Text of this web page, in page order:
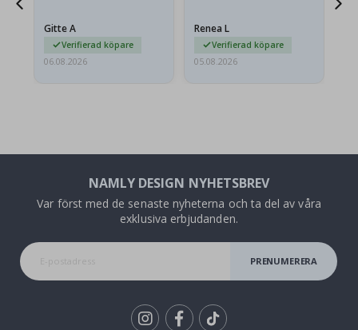
Gitte A
Verifierad köpare
06.08.2026
Renea L
Verifierad köpare
05.08.2026
NAMLY DESIGN NYHETSBREV
Var först med de senaste nyheterna och ta del av våra
exklusiva erbjudanden.
PRENUMERERA